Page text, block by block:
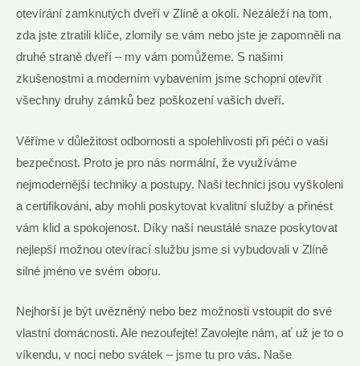
otevírání zamknutých dveří v Zlíně a okolí. Nezáleží na tom,
zda jste ztratili klíče, zlomily se vám nebo jste je zapomněli na
druhé straně dveří – my vám pomůžeme. S našimi
zkušenostmi a moderním vybavením jsme schopni otevřít
všechny druhy zámků bez poškození vašich dveří.
Věříme v důležitost odbornosti a spolehlivosti při péči o vaši
bezpečnost. Proto je pro nás normální, že využíváme
nejmodernější techniky a postupy. Naši technici jsou vyškoleni
a certifikováni, aby mohli poskytovat kvalitní služby a přinést
vám klid a spokojenost. Díky naší neustálé snaze poskytovat
nejlepší možnou otevírací službu jsme si vybudovali v Zlíně
silné jméno ve svém oboru.
Nejhorší je být uvězněný nebo bez možnosti vstoupit do své
vlastní domácnosti. Ale nezoufejte! Zavolejte nám, ať už je to o
víkendu, v noci nebo svátek – jsme tu pro vás. Naše